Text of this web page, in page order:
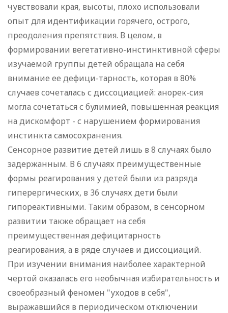
чувствовали края, высоты, плохо использовали
опыт для идентификации горячего, острого,
преодоления препятствия. В целом, в
формировании вегетативно-инстинктивной сферы
изучаемой группы детей обращала на себя
внимание ее дефици-тарность, которая в 80%
случаев сочеталась с диссоциацией: анорек-сия
могла сочетаться с булимией, повышенная реакция
на дискомфорт - с нарушением формирования
инстинкта самосохранения.
Сенсорное развитие детей лишь в 8 случаях было
задержанным. В 6 случаях преимущественные
формы реагирования у детей были из разряда
гиперергических, в 36 случаях дети были
гипореактивными. Таким образом, в сенсорном
развитии также обращает на себя
преимущественная дефицитарность
реагирования, а в ряде случаев и диссоциаций.
При изучении внимания наиболее характерной
чертой оказалась его необычная избирательность и
своеобразный феномен "уходов в себя",
выражавшийся в периодическом отключении